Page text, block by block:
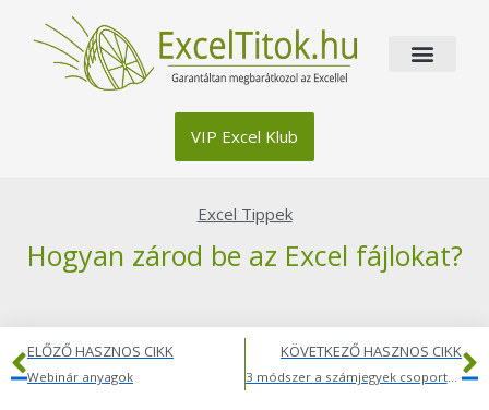
content
VIP Excel Klub
Excel Tippek
Hogyan zárod be az Excel fájlokat?
Előző
ELŐZŐ HASZNOS CIKK
Webinár anyagok
KÖVETKEZŐ HASZNOS CIKK
3 módszer a számjegyek csoportosításához